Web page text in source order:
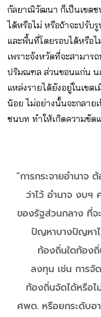
กัลยาณิวัฒนา ก็เป็นเขตช
ได้หรือไม่ หรือถ้าจะปรับ
และพื้นที่โดยรอบได้หรือ
เพราะจังหวัดที่จะสามาร
ปริมณฑล ส่วนขอนแก่น น
แหล่งรายได้ยังอยู่ในเขต
น้อย ไม่อย่างนั้นจะกลาย
ชนบท ทำให้เกิดความขัด
“การกระจายอำนา
ว่าไว้ อำนาจ งบ
ของรัฐส่วนกลาง ที่
ปัญหาบางปัญหา
ท้องถิ่นใดท้อง
ลงทุน เช่น การจั
ท้องถิ่นจัดได้หรือไ
ศพด. หรือยกระดับอ